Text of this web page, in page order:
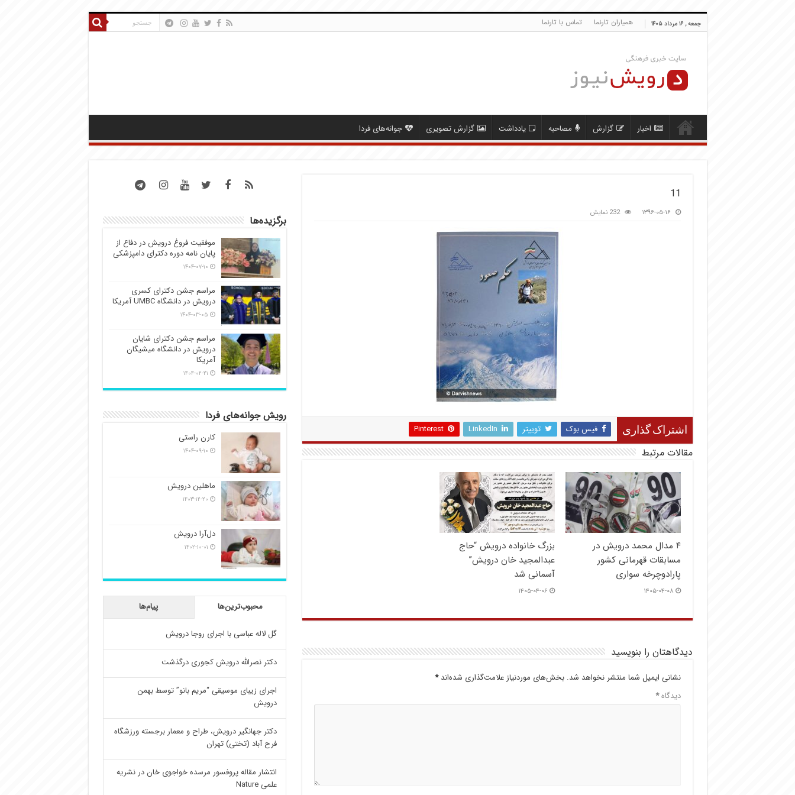
جمعه , ۱۶ مرداد ۱۴۰۵ همیاران تارنما تماس با تارنما
اخبار گزارش مصاحبه یادداشت گزارش تصویری جوانه‌های فردا
11
۱۳۹۶-۰۵-۱۶ 232 نمایش
اشتراک گذاری فیس بوک توییتر LinkedIn
Pinterest
مقالات مرتبط
۴ مدال محمد درویش در
مسابقات قهرمانی کشور
پارادوچرخه سواری
۱۴۰۵-۰۴-۰۸
بزرگ خانواده درویش “حاج
عبدالمجید خان درویش”
آسمانی شد
۱۴۰۵-۰۴-۰۶
دیدگاهتان را بنویسید
نشانی ایمیل شما منتشر نخواهد شد. بخش‌های موردنیاز علامت‌گذاری شده‌اند*
دیدگاه*
برگزیده‌ها
موفقیت فروغ درویش در دفاع از
پایان نامه دوره دکترای دامپزشکی
۱۴۰۴-۰۷-۱۰
مراسم جشن دکترای کسری
درویش در دانشگاه UMBC آمریکا
۱۴۰۴-۰۳-۰۵
مراسم جشن دکترای شایان
درویش در دانشگاه میشیگان
آمریکا
۱۴۰۴-۰۲-۲۱
رویش جوانه‌های فردا
کارن راستی
۱۴۰۴-۰۹-۱۰
ماهلین درویش
۱۴۰۳-۱۲-۲۰
دل‌آرا درویش
۱۴۰۲-۱۰-۰۱
محبوب‌ترین‌ها پیام‌ها
گل لاله عباسی با اجرای روجا درویش
دکتر نصرالله درویش کجوری درگذشت
اجرای زیبای موسیقی “مریم بانو” توسط بهمن
درویش
دکتر جهانگیر درویش، طراح و معمار برجسته ورزشگاه
فرح آباد (تختی) تهران
انتشار مقاله پروفسور مرسده خواجوی خان در نشریه
علمی Nature